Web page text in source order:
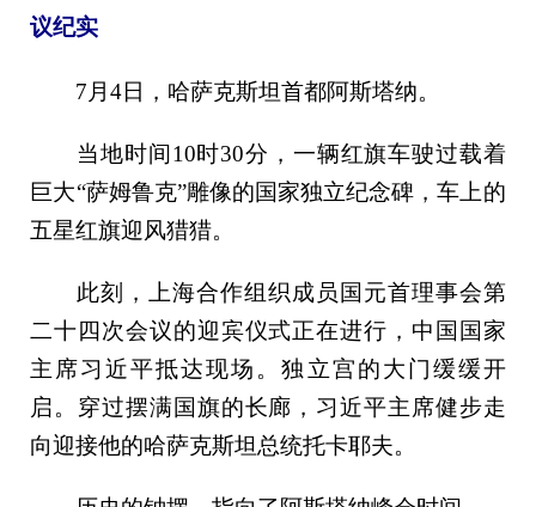
议纪实
7月4日，哈萨克斯坦首都阿斯塔纳。
当地时间10时30分，一辆红旗车驶过载着
巨大“萨姆鲁克”雕像的国家独立纪念碑，车上的
五星红旗迎风猎猎。
此刻，上海合作组织成员国元首理事会第
二十四次会议的迎宾仪式正在进行，中国国家
主席习近平抵达现场。独立宫的大门缓缓开
启。穿过摆满国旗的长廊，习近平主席健步走
向迎接他的哈萨克斯坦总统托卡耶夫。